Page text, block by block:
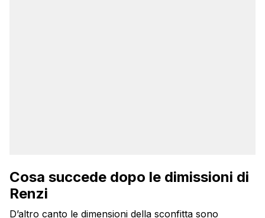
Cosa succede dopo le dimissioni di
Renzi
D’altro canto le dimensioni della sconfitta sono